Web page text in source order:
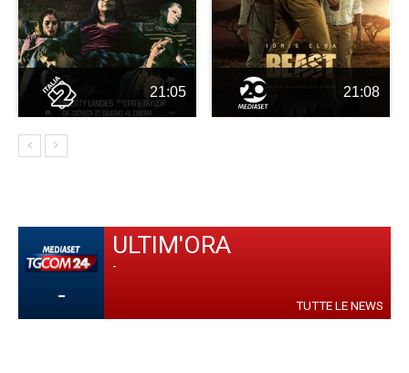
21:05 21:08
-
ULTIM'ORA
-
TUTTE LE NEWS